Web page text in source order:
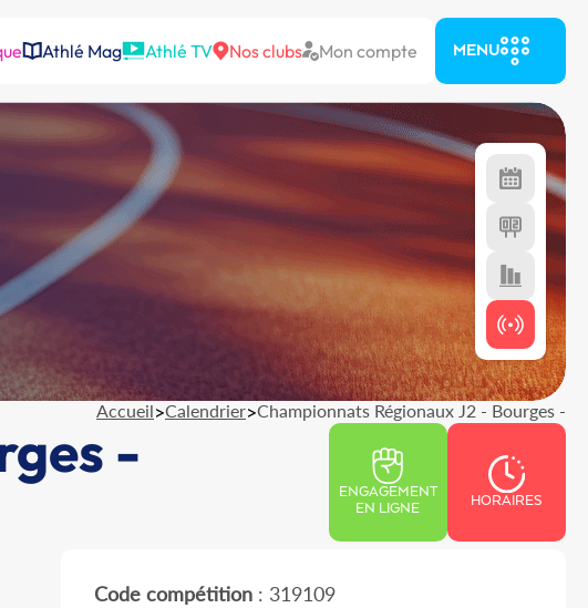
Athlé Mag Athlé TV Nos clubs Mon compte MENU
Accueil>Calendrier>Championnats Régionaux J2 - Bourges -
-
ENGAGEMENT
EN LIGNE
HORAIRES
Code compétition: 319109